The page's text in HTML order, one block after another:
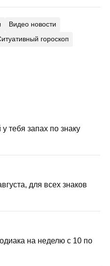
Видео новости
гороскоп
тебя запах по знаку
для всех знаков
на неделю с 10 по